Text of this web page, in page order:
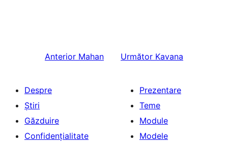
Anterior Mahan Următor Kavana
Despre
Știri
Găzduire
Confidențialitate
Prezentare
Teme
Module
Modele